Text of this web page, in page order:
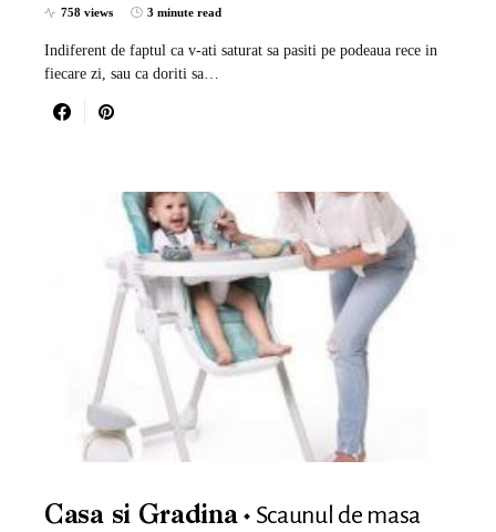
758 views 3 minute read
Indiferent de faptul ca v-ati saturat sa pasiti pe podeaua rece in
fiecare zi, sau ca doriti sa…
Casa si Gradina
Scaunul de masa